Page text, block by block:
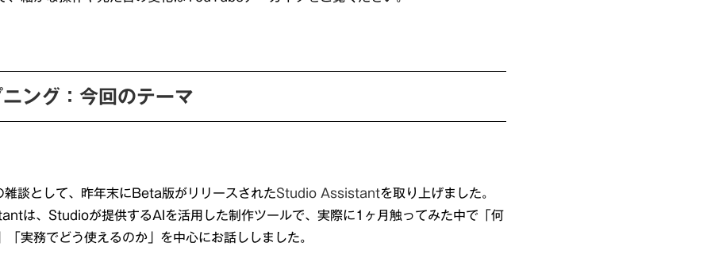
ング：今回のテーマ
談として、昨年末にBeta版がリリースされたStudio Assistantを取り上げました。
は、Studioが提供するAIを活用した制作ツールで、実際に1ヶ月触ってみた中で「何
実務でどう使えるのか」を中心にお話ししました。